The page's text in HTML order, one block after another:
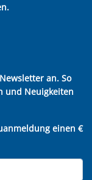
an. So
und Neuigkeiten
einen €